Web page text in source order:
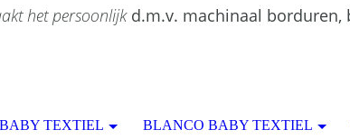
het persoonlijk d.m.v. machinaal borduren,
BABY TEXTIEL BLANCO BABY TEXTIEL